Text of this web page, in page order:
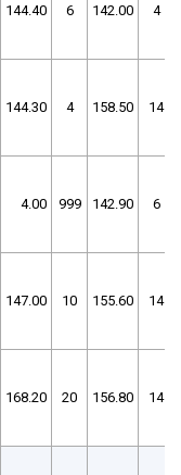
144.40 6 142.00 4
144.30 4 158.50 14
4.00 999 142.90 6
147.00 10 155.60 14
168.20 20 156.80 14